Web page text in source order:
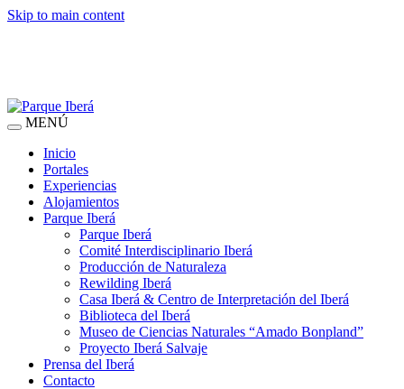
Skip to main content
MENÚ
Inicio
Portales
Experiencias
Alojamientos
Parque Iberá
Parque Iberá
Comité Interdisciplinario Iberá
Producción de Naturaleza
Rewilding Iberá
Casa Iberá & Centro de Interpretación del Iberá
Biblioteca del Iberá
Museo de Ciencias Naturales “Amado Bonpland”
Proyecto Iberá Salvaje
Prensa del Iberá
Contacto